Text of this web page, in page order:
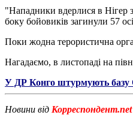
"Нападники вдерлися в Нігер
боку бойовиків загинули 57
Поки жодна терористична
Нагадаємо, в листопаді на
У ДР Конго штурмують базу
Новини від Корреспондент.net